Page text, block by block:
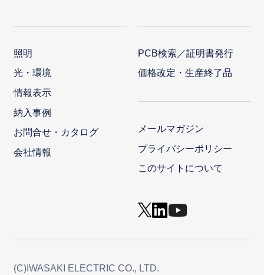
照明
光・環境
情報表示
納入事例
お問合せ・カタログ
会社情報
PCB検索／証明書発行
価格改定・生産終了品
メールマガジン
プライバシーポリシー
このサイトについて
(C)IWASAKI ELECTRIC CO., LTD.